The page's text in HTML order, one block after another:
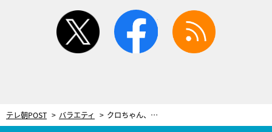
twitter facebook
テレ朝POST バラエティ クロちゃん、恋人・リチの父親へ“超失礼発言”！「まだ結婚もしてないのに」「最低やな」